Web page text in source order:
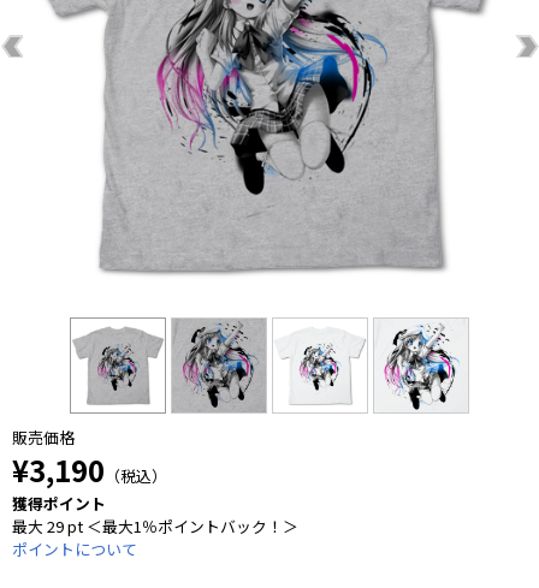
販売価格
¥3,190 （税込）
獲得ポイント
最大 29 pt ＜最大1％ポイントバック！＞
ポイントについて